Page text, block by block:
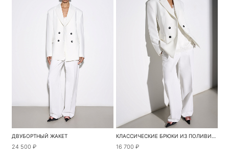
ДВУБОРТНЫЙ ЖАКЕТ
24 500 ₽
КЛАССИЧЕСКИЕ БРЮКИ ИЗ ПОЛИВИСКОЗЫ
16 700 ₽